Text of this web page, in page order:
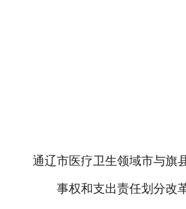
通辽市医疗卫生领域市与旗
事权和支出责任划分改